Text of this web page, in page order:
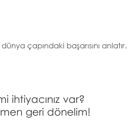
çapındaki başarısını anlatır.
ihtiyacınız var?
geri dönelim!